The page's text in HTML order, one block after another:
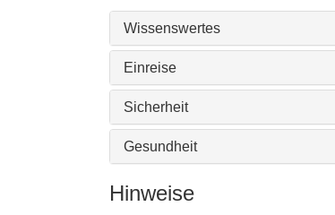
Wissenswertes
Einreise
Sicherheit
Gesundheit
Hinweise